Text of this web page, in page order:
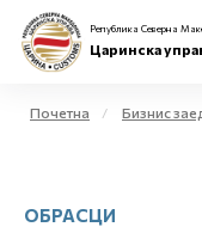
Република Северна
Царинска
Почетна Бизнис
ОБРАСЦИ